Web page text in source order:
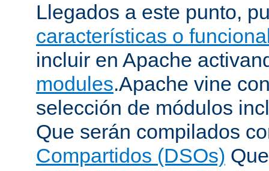
Llegados a este punto,
características o
incluir en Apache
modules.Apache vine
selección de módulos
Que serán compilados
Compartidos (DSOs)